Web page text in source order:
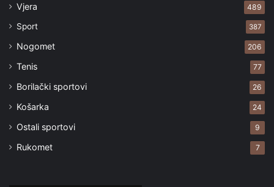
Vjera 489
Sport 387
Nogomet 206
Tenis 77
Borilački sportovi 26
Košarka 24
Ostali sportovi 9
Rukomet 7